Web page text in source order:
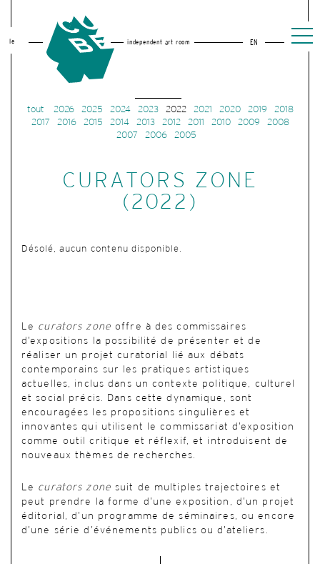
le independent art room EN
tout 2026 2025 2024 2023 2022 2021 2020 2019
2018
2017
2016 2015 2014 2013 2012 2011 2010 2009
2008
2007
2006 2005
CURATORS ZONE
(2022)
Désolé, aucun contenu disponible.
Le curators zone offre à des commissaires
d’expositions la possibilité de présenter et de
réaliser un projet curatorial lié aux débats
contemporains sur les pratiques artistiques
actuelles, inclus dans un contexte politique, culturel
et social précis. Dans cette dynamique, sont
encouragées les propositions singulières et
innovantes qui utilisent le commissariat d’exposition
comme outil critique et réflexif, et introduisent de
nouveaux thèmes de recherches.
Le curators zone suit de multiples trajectoires et
peut prendre la forme d’une exposition, d’un projet
éditorial, d’un programme de séminaires, ou encore
d’une série d’événements publics ou d’ateliers.